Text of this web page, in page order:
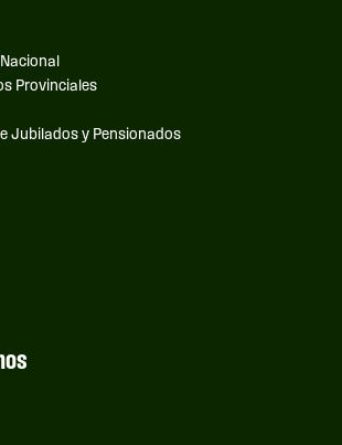
Provinciales
Jubilados y Pensionados